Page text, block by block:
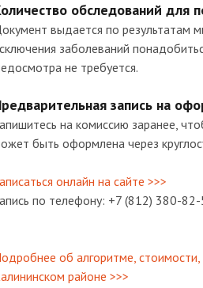
обследований для
выдается по результатам
заболеваний
не требуется.
запись на
на комиссию заранее,
быть оформлена через
онлайн на сайте >>>
по телефону: +7 (812) 380-82-
об алгоритме,
районе >>>